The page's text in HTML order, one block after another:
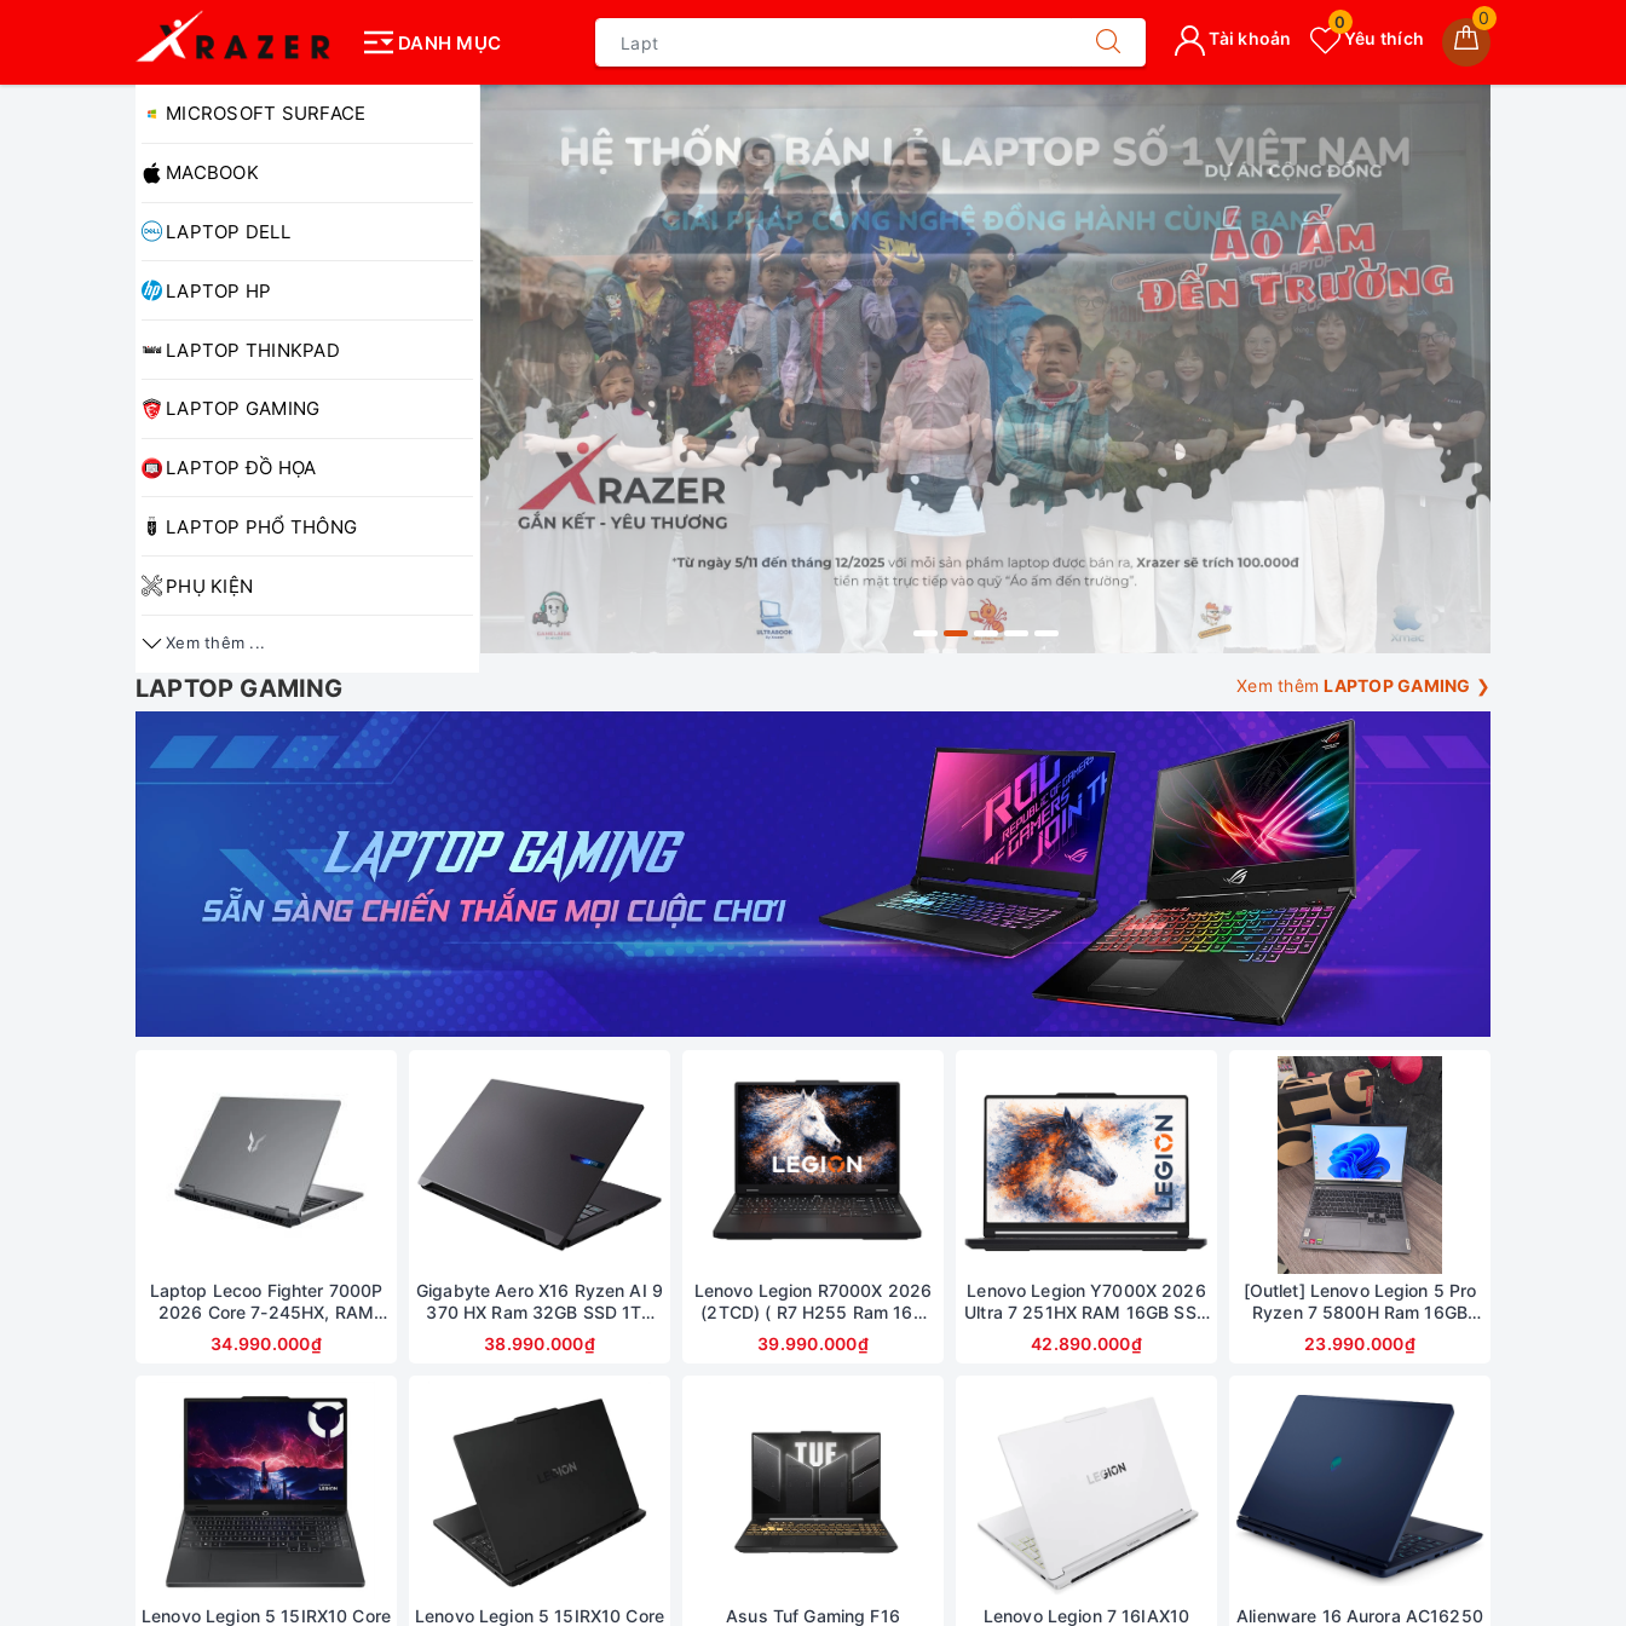
DANH MỤC
MICROSOFT SURFACE
MACBOOK
LAPTOP DELL
LAPTOP HP
LAPTOP THINKPAD
LAPTOP GAMING
LAPTOP ĐỒ HỌA
LAPTOP PHỔ THÔNG
PHỤ KIỆN
Xem thêm ...
0
Yêu thích
0
Tài khoản
LAPTOP GAMING Xem thêmLAPTOP GAMING ❯
Laptop Lecoo Fighter 7000P
2026 Core 7-245HX, RAM
16GB, SSD 512GB, RTX 5060
8GB, màn 16 inch 2.5K 180Hz
34.990.000₫
Gigabyte Aero X16 Ryzen AI 9
370 HX Ram 32GB SSD 1TB
Màn hình 16inch 2.5K RTX
5070 8Gb
38.990.000₫
Lenovo Legion R7000X 2026
(2TCD) ( R7 H255 Ram 16G
SSD 1TB RTX 5060 8G |
15.3in 2.5K OLED 165Hz )
39.990.000₫
Lenovo Legion Y7000X 2026
Ultra 7 251HX RAM 16GB SSD
1TB RTX 5060 Màn hình
15.3inch 2.5K OLED 165Hz
42.890.000₫
[Outlet] Lenovo Legion 5 Pro
Ryzen 7 5800H Ram 16GB
SSD 512TB Card RTX 3060
6G Màn 16inch 2,5K 165Hz
23.990.000₫
Lenovo Legion 5 15IRX10 Core
Lenovo Legion 5 15IRX10 Core
Asus Tuf Gaming F16
Lenovo Legion 7 16IAX10
Alienware 16 Aurora AC16250